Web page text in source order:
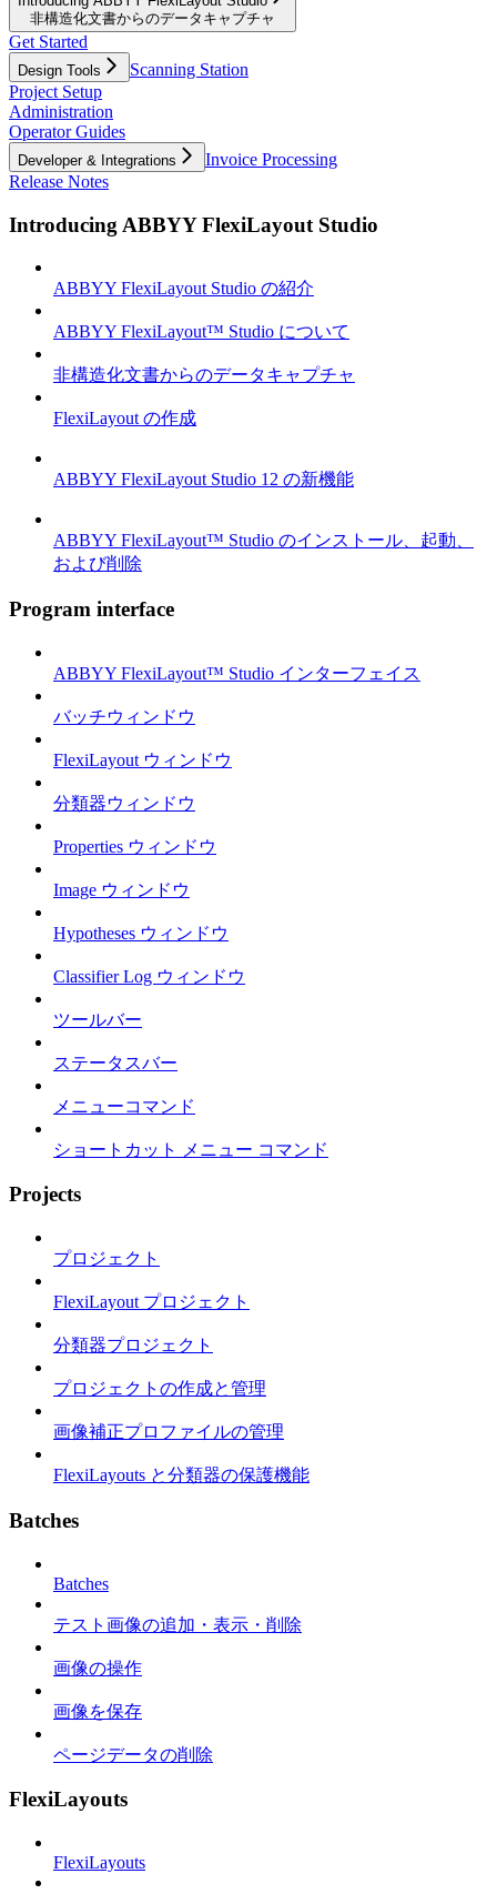
非構造化文書からのデータキャプチャ
Get Started
Design Tools
Scanning Station
Project Setup
Administration
Operator Guides
Developer & Integrations
Invoice Processing
Release Notes
Introducing ABBYY FlexiLayout Studio
ABBYY FlexiLayout Studio の紹介
ABBYY FlexiLayout™ Studio について
非構造化文書からのデータキャプチャ
FlexiLayout の作成
ABBYY FlexiLayout Studio 12 の新機能
ABBYY FlexiLayout™ Studio のインストール、起動、
および削除
Program interface
ABBYY FlexiLayout™ Studio インターフェイス
バッチウィンドウ
FlexiLayout ウィンドウ
分類器ウィンドウ
Properties ウィンドウ
Image ウィンドウ
Hypotheses ウィンドウ
Classifier Log ウィンドウ
ツールバー
ステータスバー
メニューコマンド
ショートカット メニュー コマンド
Projects
プロジェクト
FlexiLayout プロジェクト
分類器プロジェクト
プロジェクトの作成と管理
画像補正プロファイルの管理
FlexiLayouts と分類器の保護機能
Batches
Batches
テスト画像の追加・表示・削除
画像の操作
画像を保存
ページデータの削除
FlexiLayouts
FlexiLayouts